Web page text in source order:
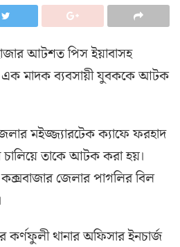
আটশত পিস ইয়াবাসহ
এক মাদক ব্যবসায়ী যুবককে আটক
মইজ্জ্যারটেক ক্যাফে ফরহাদ
চালিয়ে তাকে আটক করা হয়।
জেলার পাগলির বিল
কর্ণফুলী থানার অফিসার ইনচার্জ